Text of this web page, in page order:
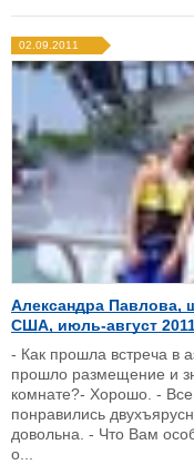
02.09.2011
Александра Павлова,
США, июль-август
- Как прошла встреча в
прошло размещение и
комнате?- Хорошо. -
понравились
довольна. - Что Вам
о...